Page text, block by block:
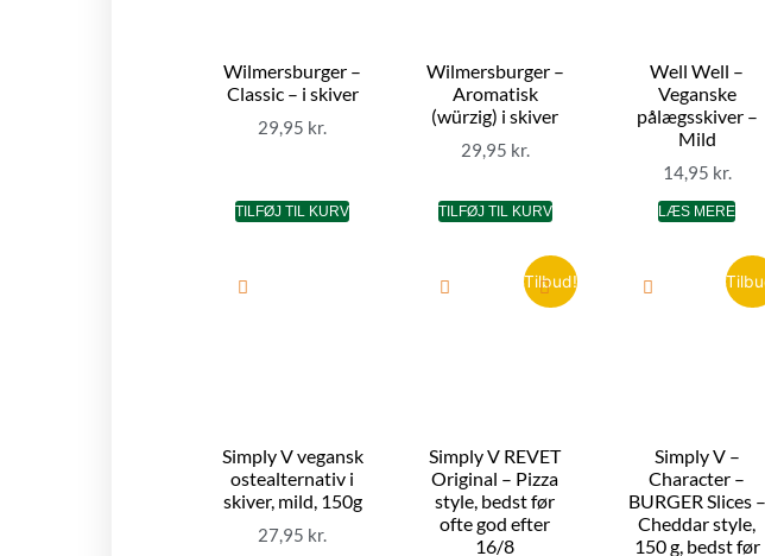
Wilmersburger –
Classic – i skiver
29,95 kr.
TILFØJ TIL KURV
Wilmersburger –
Aromatisk
(würzig) i skiver
29,95 kr.
TILFØJ TIL KURV
Well Well –
Veganske
pålægsskiver –
Mild
14,95 kr.
LÆS MERE
Simply V vegansk
ostealternativ i
skiver, mild, 150g
27,95 kr.
Tilbud!
Simply V REVET
Original – Pizza
style, bedst før
ofte god efter
16/8
Simply V –
Character –
BURGER Slices –
Cheddar style,
150 g, bedst før